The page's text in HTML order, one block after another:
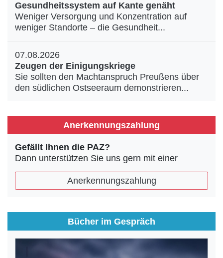
Gesundheitssystem auf Kante genäht
Weniger Versorgung und Konzentration auf
weniger Standorte – die Gesundheit...
07.08.2026
Zeugen der Einigungskriege
Sie sollten den Machtanspruch Preußens über
den südlichen Ostseeraum demonstrieren...
Anerkennungszahlung
Gefällt Ihnen die PAZ?
Dann unterstützen Sie uns gern mit einer
Anerkennungszahlung
Bücher im Gespräch